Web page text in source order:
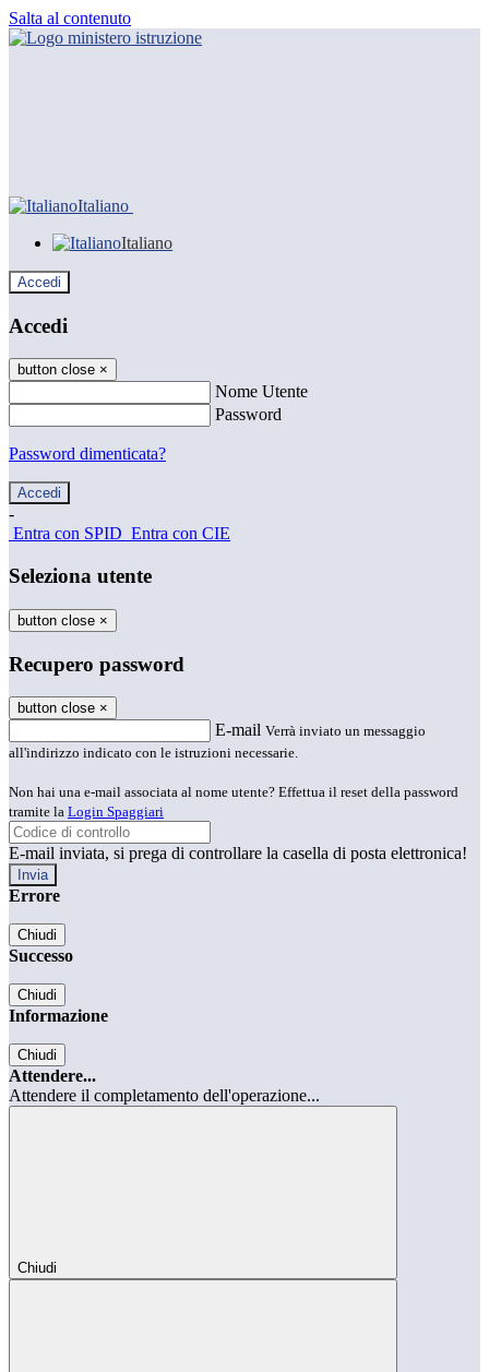
Salta al contenuto
Italiano
Italiano
Accedi
Accedi
button close ×
Nome Utente
Password
Password dimenticata?
-
Entra con SPID Entra con CIE
Seleziona utente
button close ×
Recupero password
button close ×
E-mail Verrà inviato un messaggio
all'indirizzo indicato con le istruzioni necessarie.
Non hai una e-mail associata al nome utente? Effettua il reset della password
tramite la Login Spaggiari
E-mail inviata, si prega di controllare la casella di posta elettronica!
Errore
Chiudi
Successo
Chiudi
Informazione
Chiudi
Attendere...
Attendere il completamento dell'operazione...
Chiudi